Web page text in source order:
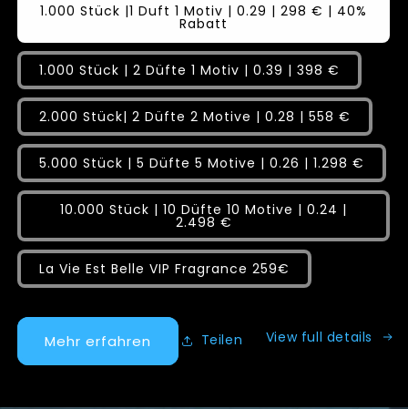
1.000 Stück |1 Duft 1 Motiv | 0.29 | 298 € | 40%
Rabatt
1.000 Stück | 2 Düfte 1 Motiv | 0.39 | 398 €
2.000 Stück| 2 Düfte 2 Motive | 0.28 | 558 €
5.000 Stück | 5 Düfte 5 Motive | 0.26 | 1.298 €
10.000 Stück | 10 Düfte 10 Motive | 0.24 |
2.498 €
La Vie Est Belle VIP Fragrance 259€
Mehr erfahren Teilen View full details